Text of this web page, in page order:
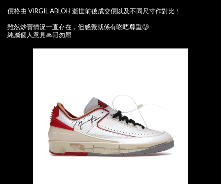
價格由 VIRGIL ABLOH 逝世前後成交價以及不同尺寸作對比！
雖然炒賣情況一直存在，但感覺就係有啲唔尊重🥲
純屬個人意見🙏🏻勿屌